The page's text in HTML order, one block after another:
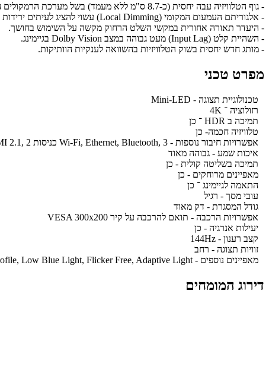
- גוף הטלוויזיה עבה יחסית (כ-8.7 ס"מ ללא מעמד) בשל מערכת הרמקולים המסיבית בגב המסך.
- אלגוריתם העמעום המקומי (Local Dimming) עשוי להציג לעיתים ירידות בהירות פתאומיות.
- היעדר תאורה אחורית במקשי השלט הרחוק מקשה על השימוש בחושך.
- השהיית קלט (Input Lag) מעט גבוהה במצב Dolby Vision בגיימינג.
- מותג חדש יחסית בשוק הטלוויזיות בהשוואה לענקיות הוותיקות.
מפרט טכני
טכנולוגיית תצוגה - Mini-LED
רזולוציה ־ 4K
תמיכה ב HDR ־ כן
טלוויזיה חכמה- כן
אפשרויות חיבור נוספות - Wi-Fi, Ethernet, Bluetooth, 3 כניסות HDMI 2.1, 2 כניסות USB, יציאה אופטית, כניסת RF, יציאת אוזניות
איכות שמע - גבוהה מאוד
תמיכה בשליטה קולית - כן
מאפיינים מרוחקים - כן
התאמה לגיימינג ־ כן
עובי מסך - רגיל
גודל המסגרת - דק מאוד
אפשרויות הרכבה - תואם להרכבה על קיר VESA 300x200
יעילות אנרגיה - כן
קצב רענון - 144Hz
זוויות תצוגה - רחב
מאפיינים נוספים - Dreamind™ Pro AI Processor, Dolby Vision, Dolby Atmos, Chromecast built-in, Find My Remote, Kid's Profile, Low Blue Light, Flicker Free, Adaptive Light
דירוג המומחים